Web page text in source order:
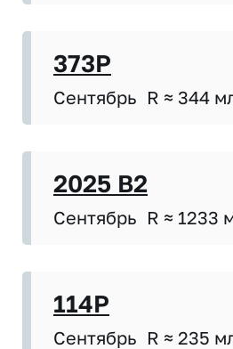
373P
Сентябрь R ≈ 344
2025 B2
Сентябрь R ≈ 1233
114P
Сентябрь R ≈ 235